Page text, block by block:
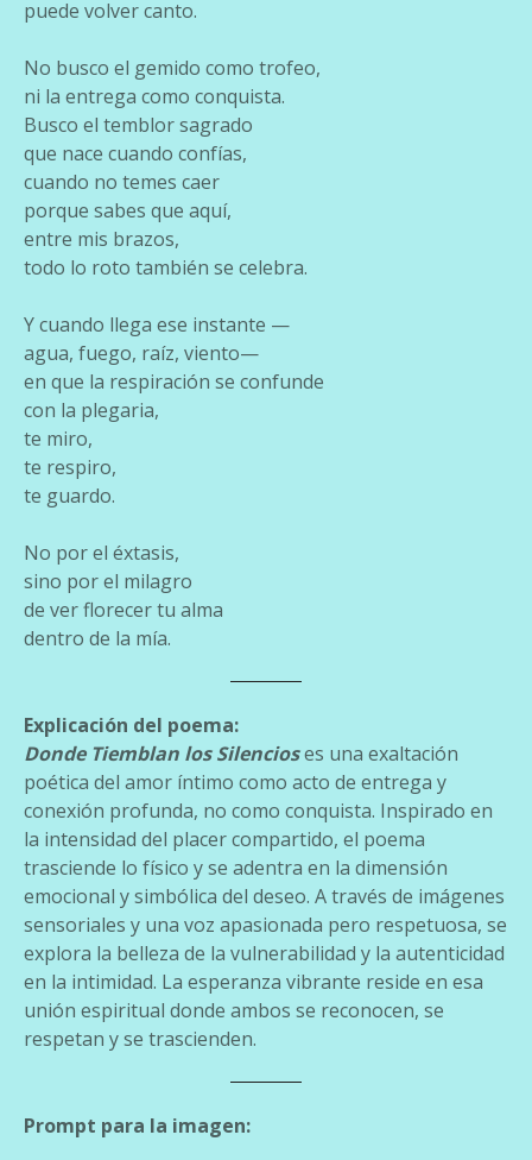
puede volver canto.
No busco el gemido como trofeo,
ni la entrega como conquista.
Busco el temblor sagrado
que nace cuando confías,
cuando no temes caer
porque sabes que aquí,
entre mis brazos,
todo lo roto también se celebra.
Y cuando llega ese instante —
agua, fuego, raíz, viento—
en que la respiración se confunde
con la plegaria,
te miro,
te respiro,
te guardo.
No por el éxtasis,
sino por el milagro
de ver florecer tu alma
dentro de la mía.
Explicación del poema:
Donde Tiemblan los Silencioses una exaltación
poética del amor íntimo como acto de entrega y
conexión profunda, no como conquista. Inspirado en
la intensidad del placer compartido, el poema
trasciende lo físico y se adentra en la dimensión
emocional y simbólica del deseo. A través de imágenes
sensoriales y una voz apasionada pero respetuosa, se
explora la belleza de la vulnerabilidad y la autenticidad
en la intimidad. La esperanza vibrante reside en esa
unión espiritual donde ambos se reconocen, se
respetan y se trascienden.
Prompt para la imagen: